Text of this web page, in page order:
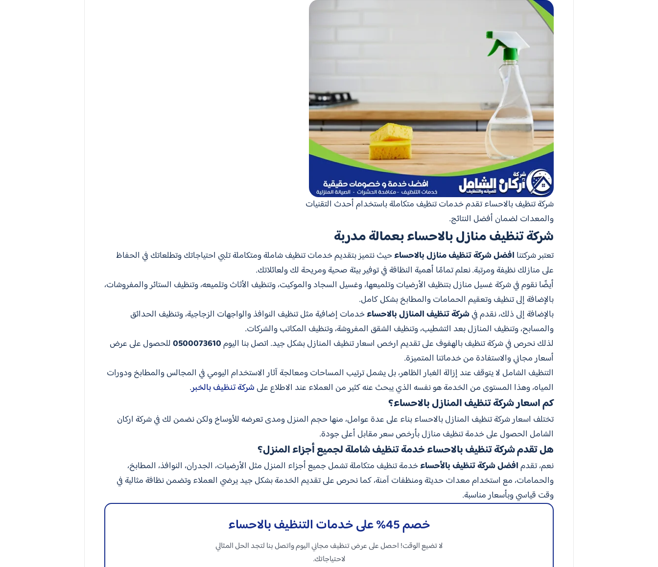
شركة تنظيف بالاحساء تقدم خدمات تنظيف متكاملة باستخدام أحدث التقنيات
والمعدات لضمان أفضل النتائج.
شركة تنظيف منازل بالاحساء بعمالة مدربة
تعتبر شركتنا افضل شركة تنظيف منازل بالاحساءحيث نتميز بتقديم خدمات تنظيف شاملة ومتكاملة تلبي احتياجاتك وتطلعاتك في الحفاظ
على منازلك نظيفة ومرتبة. نعلم تمامًا أهمية النظافة في توفير بيئة صحية ومريحة لك ولعائلاتك.
أيضًا نقوم في شركة غسيل منازل بتنظيف الأرضيات وتلميعها، وغسيل السجاد والموكيت، وتنظيف الأثاث وتلميعه، وتنظيف الستائر والمفروشات،
بالإضافة إلى تنظيف وتعقيم الحمامات والمطابخ بشكل كامل.
بالإضافة إلى ذلك، نقدم فيشركة تنظيف المنازل بالاحساءخدمات إضافية مثل تنظيف النوافذ والواجهات الزجاجية، وتنظيف الحدائق
والمسابح، وتنظيف المنازل بعد التشطيب، وتنظيف الشقق المفروشة، وتنظيف المكاتب والشركات.
لذلك نحرص في شركة تنظيف بالهفوف على تقديم ارخص اسعار تنظيف المنازل بشكل جيد. اتصل بنا اليوم0500073610 للحصول على عرض
أسعار مجاني والاستفادة من خدماتنا المتميزة.
التنظيف الشامل لا يتوقف عند إزالة الغبار الظاهر، بل يشمل ترتيب المساحات ومعالجة آثار الاستخدام اليومي في المجالس والمطابخ ودورات
المياه، وهذا المستوى من الخدمة هو نفسه الذي يبحث عنه كثير من العملاء عند الاطلاع على شركة تنظيف بالخبر.
كم اسعار شركة تنظيف المنازل​ بالاحساء؟
تختلف اسعار شركة تنظيف المنازل بالاحساء بناء على عدة عوامل، منها حجم المنزل ومدى تعرضه للأوساخ ولكن نضمن لك في شركة اركان
الشامل الحصول على خدمة تنظيف منازل بأرخص سعر مقابل أعلى جودة.
هل تقدم شركة تنظيف بالاحساء خدمة تنظيف شاملة لجميع أجزاء المنزل؟
نعم، تقدمافضل شركة تنظيف بالأحساءخدمة تنظيف متكاملة تشمل جميع أجزاء المنزل مثل الأرضيات، الجدران، النوافذ، المطابخ،
والحمامات، مع استخدام معدات حديثة ومنظفات آمنة، كما نحرص على تقديم الخدمة بشكل جيد يرضي العملاء وتضمن نظافة مثالية في
وقت قياسي وبأسعار مناسبة.
خصم 45% على خدمات التنظيف بالاحساء
لا تضيع الوقت! احصل على عرض تنظيف مجاني اليوم واتصل بنا لتجد الحل المثالي
لاحتياجاتك.